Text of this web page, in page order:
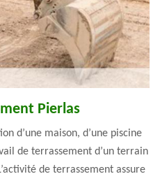
Pierlas
d’une maison, d’une piscine
de terrassement d’un terrain
de terrassement assure